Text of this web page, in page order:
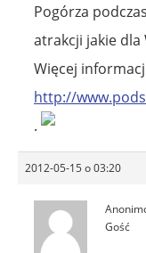
Pogórza
atrakcji jakie dla
Więcej
http://
.
2012-05-15 o 03:20
Gość